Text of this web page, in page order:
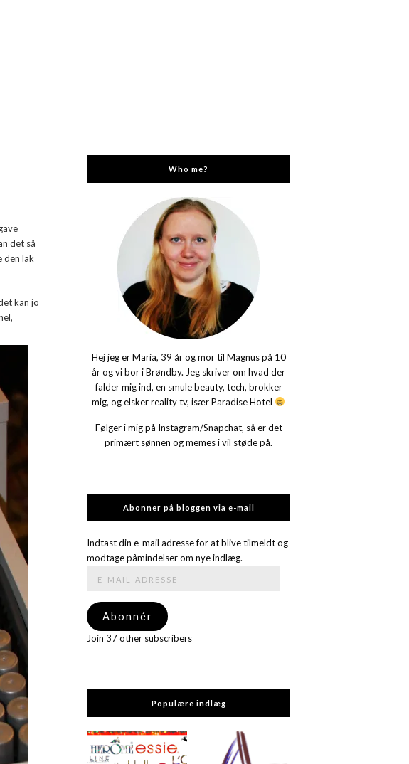
det så
den lak
kan jo
Who me?
Hej jeg er Maria, 39 år og mor til Magnus på 10
år og vi bor i Brøndby. Jeg skriver om hvad der
falder mig ind, en smule beauty, tech, brokker
mig, og elsker reality tv, især Paradise Hotel
Følger i mig på Instagram/Snapchat, så er det
primært sønnen og memes i vil støde på.
Abonner på bloggen via e-mail
Indtast din e-mail adresse for at blive tilmeldt og
modtage påmindelser om nye indlæg.
adresse
Abonnér
Join 37 other subscribers
Populære indlæg